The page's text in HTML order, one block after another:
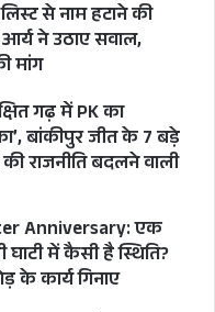
से नाम हटाने की
ने उठाए सवाल,
मांग
गढ़ में PK का
बांकीपुर जीत के 7 बड़े
राजनीति बदलने वाली
Anniversary: एक
घाटी में कैसी है स्थिति?
के कार्य गिनाए